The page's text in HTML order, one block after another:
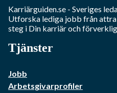
Karriärguiden.se - Sveriges
Utforska lediga jobb från
steg i Din karriär och
Tjänster
Jobb
Arbetsgivarprofiler